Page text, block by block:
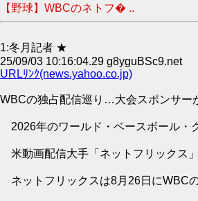
【野球】WBCのネトフ� ..
1:冬月記者 ★
25/09/03 10:16:04.29 g8yguBSc9.net
URLﾘﾝｸ(news.yahoo.co.jp)
WBCの独占配信巡り…大会スポンサー
2026年のワールド・ベースボール・
米動画配信大手「ネットフリックス
ネットフリックスは8月26日にWBC